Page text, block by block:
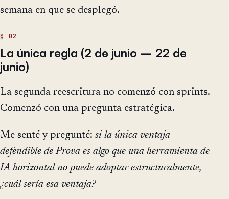
semana en que se desplegó.
La única regla (2 de junio – 22 de
junio)
La segunda reescritura no comenzó con sprints.
Comenzó con una pregunta estratégica.
Me senté y pregunté: si la única ventaja
defendible de Prova es algo que una herramienta de
IA horizontal no puede adoptar estructuralmente,
¿cuál sería esa ventaja?